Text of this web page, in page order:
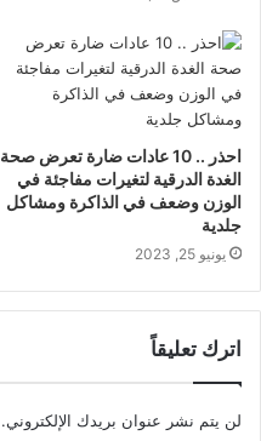
احذر .. 10 عادات ضارة تعرض صحة
الغدة الدرقية لتغيرات مفاجئة في
الوزن وضعف في الذاكرة ومشاكل
جلدية
يونيو 25, 2023
اترك تعليقاً
لن يتم نشر عنوان بريدك الإلكتروني.